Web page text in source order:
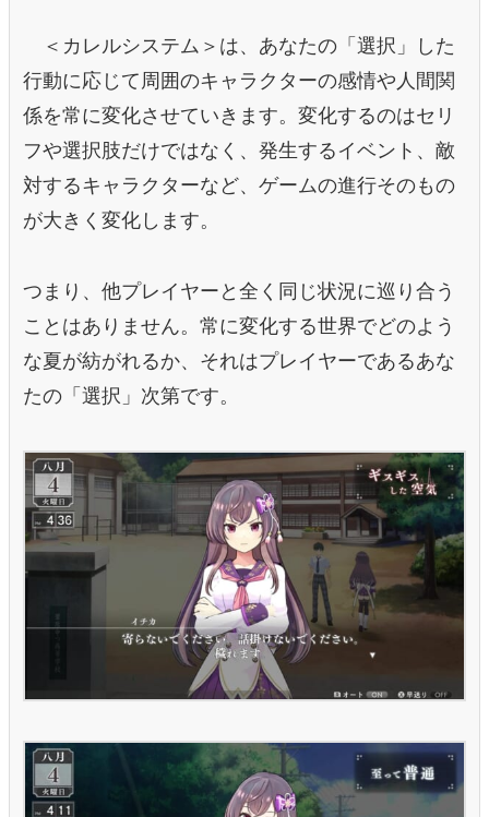
＜カレルシステム＞は、あなたの「選択」した
行動に応じて周囲のキャラクターの感情や人間関
係を常に変化させていきます。変化するのはセリ
フや選択肢だけではなく、発生するイベント、敵
対するキャラクターなど、ゲームの進行そのもの
が大きく変化します。
つまり、他プレイヤーと全く同じ状況に巡り合う
ことはありません。常に変化する世界でどのよう
な夏が紡がれるか、それはプレイヤーであるあな
たの「選択」次第です。